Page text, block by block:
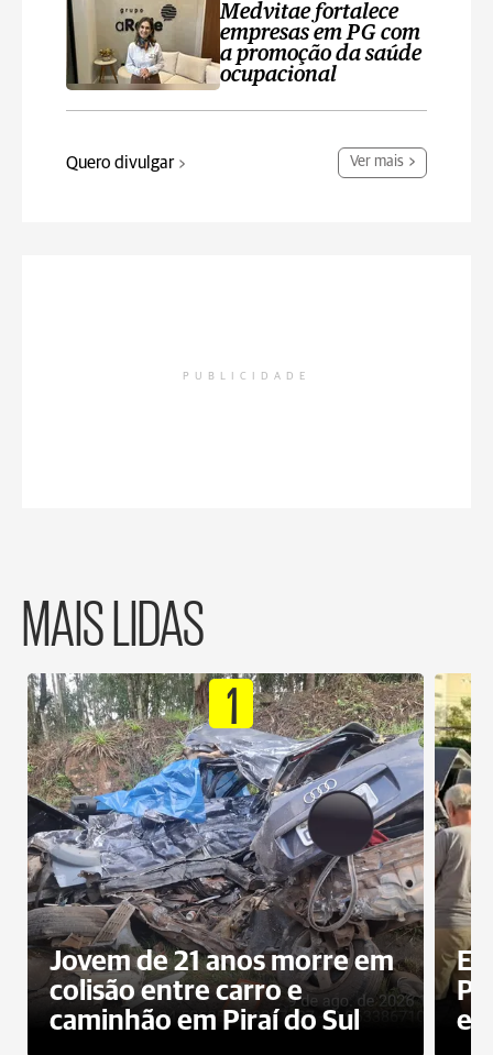
Medvitae fortalece
empresas em PG com
a promoção da saúde
ocupacional
Quero divulgar Ver mais
PUBLICIDADE
MAIS LIDAS
1
Jovem de 21 anos morre em
colisão entre carro e
caminhão em Piraí do Sul